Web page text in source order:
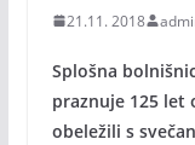
21.11. 2018
Splošna
praznuje 125 let
obeležili s